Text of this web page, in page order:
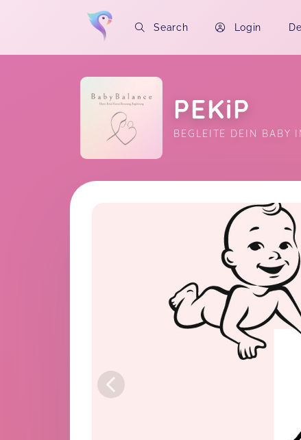
Search Login De
PEKiP
BEGLEITE DEIN BABY
Soon you will learn more about me